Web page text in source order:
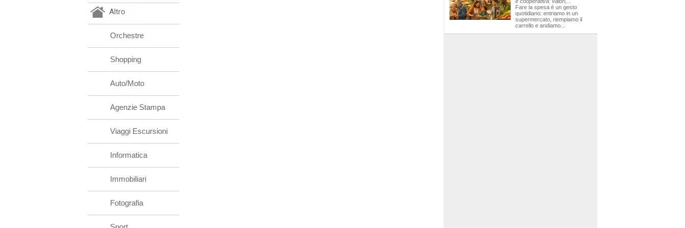
Altro
Orchestre
Shopping
Auto/Moto
Agenzie Stampa
Viaggi Escursioni
Informatica
Immobiliari
Fotografia
Fare la spesa è un gesto
quotidiano: entriamo in un
supermercato, riempiamo il
carrello e andiamo...